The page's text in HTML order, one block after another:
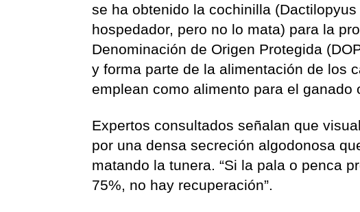
se ha obtenido la cochinilla
hospedador, pero no lo mata) para la
Denominación de Origen Protegida
y forma parte de la alimentación de los
emplean como alimento para el
Expertos consultados señalan que
por una densa secreción algodonosa
matando la tunera. “Si la pala o penca
75%, no hay recuperación”.